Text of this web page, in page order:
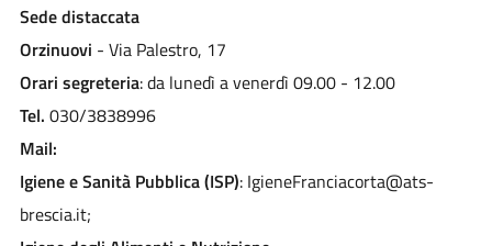
Sede distaccata
Orzinuovi - Via Palestro, 17
Orari segreteria: da lunedì a venerdì 09.00 - 12.00
Tel. 030/3838996
Mail:
Igiene e Sanità Pubblica (ISP): IgieneFranciacorta@ats-
brescia.it;